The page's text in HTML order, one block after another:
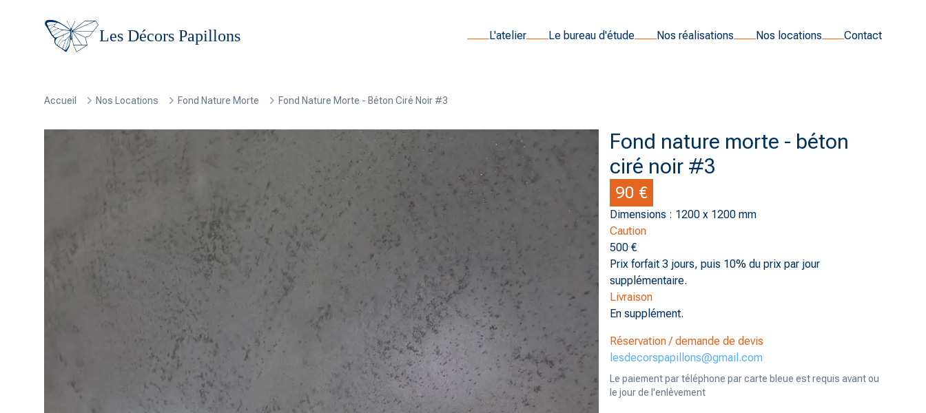
Les Décors Papillons L'atelier Le bureau d'étude Nos réalisations Nos locations Contact
Accueil Nos Locations Fond Nature Morte Fond Nature Morte - Béton Ciré Noir #3
Fond nature morte - béton
ciré noir #3
90 €
Dimensions : 1200 x 1200 mm
Caution
500 €
Prix forfait 3 jours, puis 10% du prix par jour
supplémentaire.
Livraison
En supplément.
Réservation / demande de devis
lesdecorspapillons@gmail.com
Le paiement par téléphone par carte bleue est requis avant ou
le jour de l'enlèvement